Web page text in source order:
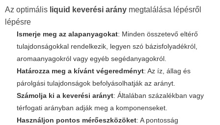
Az optimális liquid keverési arány megtalálása lépésről
lépésre
Ismerje meg az alapanyagokat: Minden összetevő eltérő
tulajdonságokkal rendelkezik, legyen szó bázisfolyadékról,
aromaanyagokról vagy egyéb segédanyagokról.
Határozza meg a kívánt végeredményt: Az íz, állag és
párolgási tulajdonságok befolyásolhatják az arányt.
Számolja ki a keverési arányt: Általában százalékban vagy
térfogati arányban adják meg a komponenseket.
Használjon pontos mérőeszközöket: A pontosság